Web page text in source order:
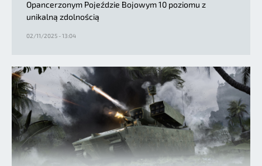
Opancerzonym Pojeździe Bojowym 10 poziomu z
unikalną zdolnością
02/11/2025 - 13:04